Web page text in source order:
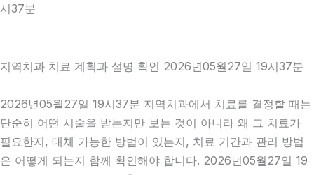
시37분
지역치과 치료 계획과 설명 확인 2026년05월27일 19시37분
2026년05월27일 19시37분 지역치과에서 치료를 결정할 때는
단순히 어떤 시술을 받는지만 보는 것이 아니라 왜 그 치료가
필요한지, 대체 가능한 방법이 있는지, 치료 기간과 관리 방법
은 어떻게 되는지 함께 확인해야 합니다. 2026년05월27일 19